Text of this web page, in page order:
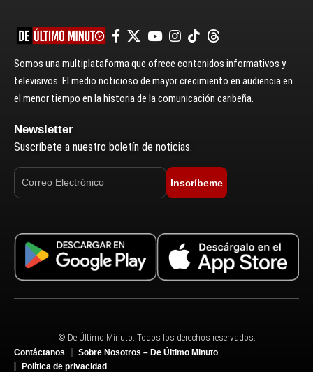
Somos una multiplataforma que ofrece contenidos informativos y
televisivos. El medio noticioso de mayor crecimiento en audiencia en
el menor tiempo en la historia de la comunicación caribeña.
Newsletter
Suscríbete a nuestro boletín de noticias.
Inscríbeme
© De Último Minuto. Todos los derechos reservados.
Contáctanos
Sobre Nosotros – De Último Minuto
Política de privacidad